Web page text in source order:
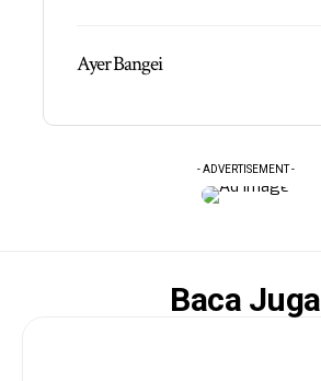
Ayer Bangei
- ADVERTISEMENT -
Baca Juga